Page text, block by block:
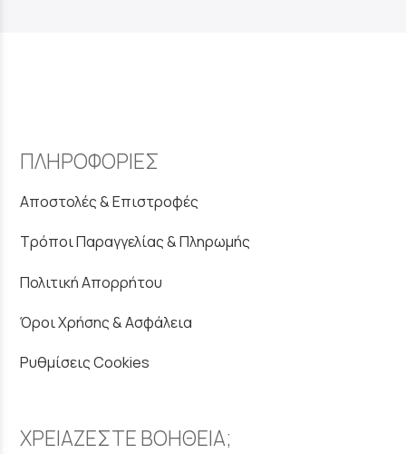
ΠΛΗΡΟΦΟΡΙΕΣ
Αποστολές & Επιστροφές
Τρόποι Παραγγελίας & Πληρωμής
Πολιτική Απορρήτου
Όροι Χρήσης & Ασφάλεια
Ρυθμίσεις Cookies
ΧΡΕΙΑΖΕΣΤΕ ΒΟΗΘΕΙΑ;